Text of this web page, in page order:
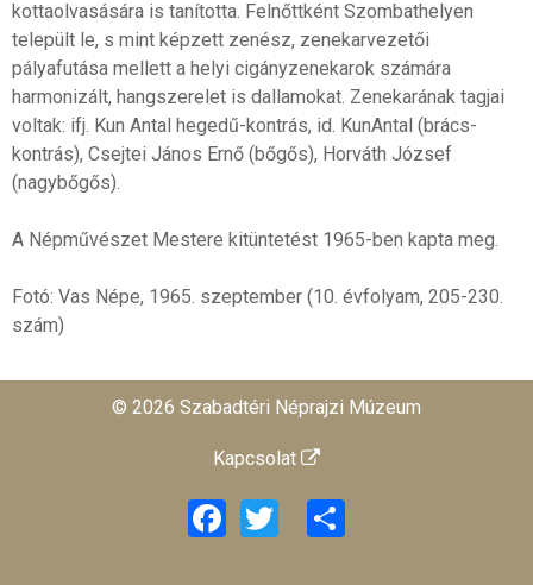
kottaolvasására is tanította. Felnőttként Szombathelyen
települt le, s mint képzett zenész, zenekarvezetői
pályafutása mellett a helyi cigányzenekarok számára
harmonizált, hangszerelet is dallamokat. Zenekarának tagjai
voltak: ifj. Kun Antal hegedű-kontrás, id. KunAntal (brács-
kontrás), Csejtei János Ernő (bőgős), Horváth József
(nagybőgős).
A Népművészet Mestere kitüntetést 1965-ben kapta meg.
Fotó: Vas Népe, 1965. szeptember (10. évfolyam, 205-230.
szám)
© 2026 Szabadtéri Néprajzi Múzeum
Kapcsolat
Facebook
Twitter